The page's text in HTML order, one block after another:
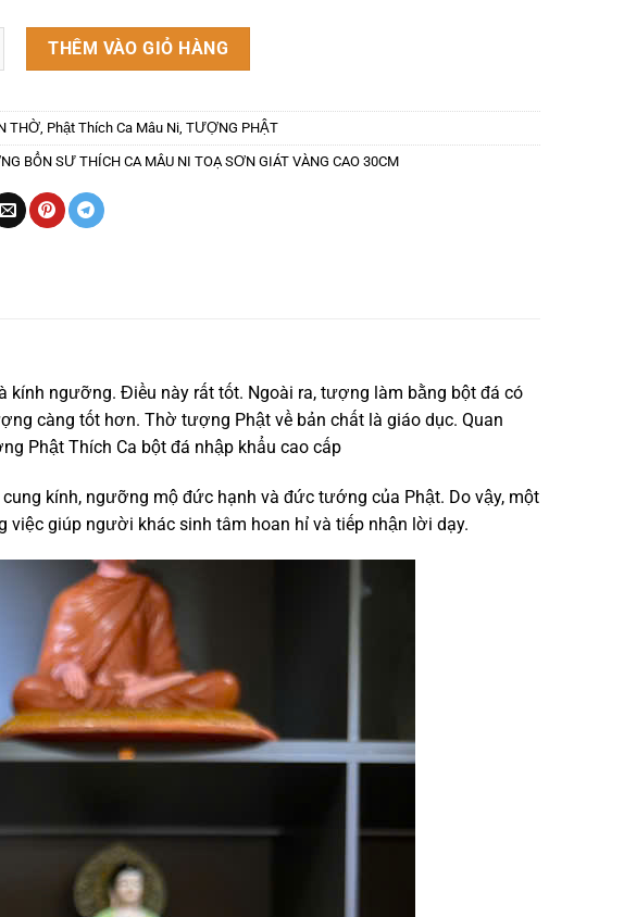
SƯ THÍCH CA MÂU NI TOẠ SƠN GIÁT VÀNG CAO 30CM số lượng
THÊM VÀO GIỎ HÀNG
THỜ Phật Thích Ca Mâu Ni TƯỢNG PHẬT
BỔN SƯ THÍCH CA MÂU NI TOẠ SƠN GIÁT VÀNG CAO 30CM
ngưỡng. Điều này rất tốt. Ngoài ra, tượng làm bằng bột đá có
càng tốt hơn. Thờ tượng Phật về bản chất là giáo dục. Quan
Phật Thích Ca bột đá nhập khẩu cao cấp
kính, ngưỡng mộ đức hạnh và đức tướng của Phật. Do vậy, một
giúp người khác sinh tâm hoan hỉ và tiếp nhận lời dạy.